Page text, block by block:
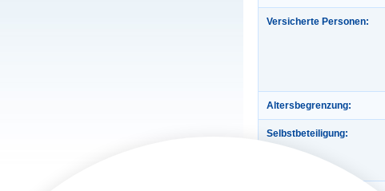
Versicherte Personen:
Altersbegrenzung:
Selbstbeteiligung: